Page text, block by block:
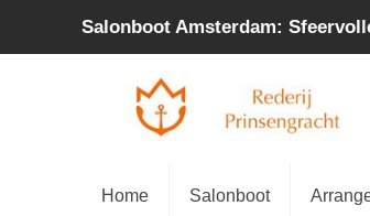
Salonboot Amsterdam:
Home Salonboot